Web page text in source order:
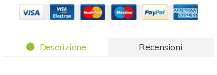
Descrizione Recensioni